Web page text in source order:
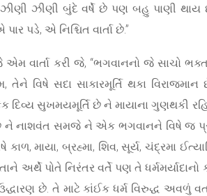
ઝીણી બુંદે વર્ષે છે પણ બહુ પાણી થાય
પડે, એ નિશ્ચિત વાર્તા છે.”
એમ વાર્તા કરી જે, “ભગવાનનો જે સાચો
વિષે સદા સાકારમૂર્તિ થકા
દિવ્ય સુખમયમૂર્તિ છે ને માયાના ગુણથકી
નાશવંત સમજે ને એક ભગવાનને વિષે જ
કાળ, માયા, બ્રહ્મા, શિવ, સૂર્ય, ચંદ્રમા
અર્થે પોતે નિરંતર વર્તે પણ તે
છે. તે માટે કાંઈક ધર્મ વિરુદ્ધ અવળું